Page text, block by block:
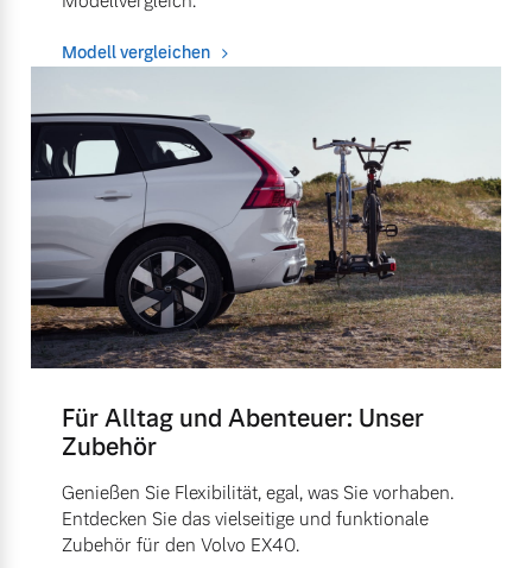
Modell vergleichen
Für Alltag und Abenteuer: Unser
Zubehör
Genießen Sie Flexibilität, egal, was Sie vorhaben.
Entdecken Sie das vielseitige und funktionale
Zubehör für den Volvo EX40.